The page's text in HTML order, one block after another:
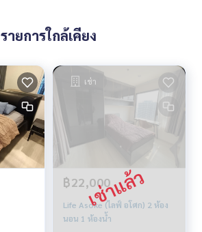
รายการใกล้เคียง
เช่า
฿22,000
Life Asoke (ไลฟ์ อโศก) 2 ห้อง
นอน 1 ห้องน้ำ